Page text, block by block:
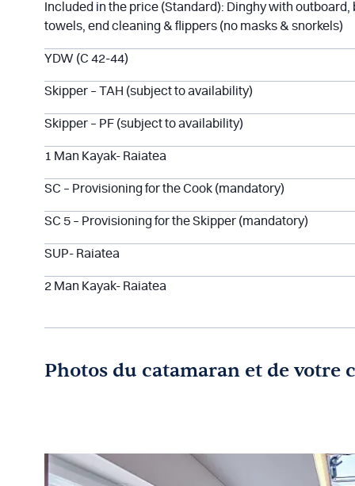
Included in the price (Standard): Dinghy with
towels, end cleaning & flippers (no masks & snorkels)
YDW (C 42-44)
Skipper – TAH (subject to availability)
Skipper – PF (subject to availability)
1 Man Kayak- Raiatea
SC – Provisioning for the Cook (mandatory)
SC 5 – Provisioning for the Skipper (mandatory)
SUP- Raiatea
2 Man Kayak- Raiatea
Photos du catamaran et de votre